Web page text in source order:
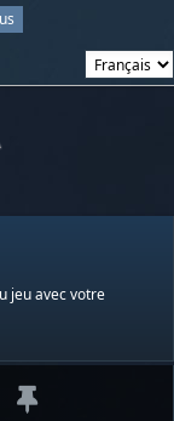
jeu avec votre